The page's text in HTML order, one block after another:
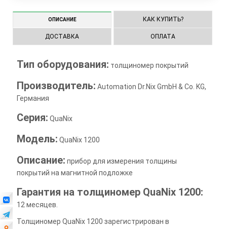
ОПИСАНИЕ КАК КУПИТЬ?
ДОСТАВКА ОПЛАТА
Тип оборудования: толщиномер покрытий
Производитель: Automation Dr.Nix GmbH & Co. KG,
Германия
Серия: QuaNix
Модель: QuaNix 1200
Описание: прибор для измерения толщины
покрытий на магнитной подложке
Гарантия на толщиномер QuaNix 1200:
12 месяцев.
Толщиномер QuaNix 1200 зарегистрирован в